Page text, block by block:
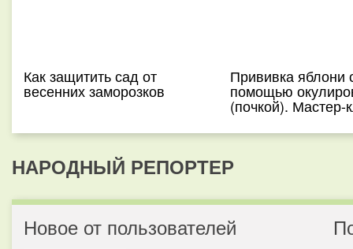
Как защитить сад от
весенних заморозков
Прививка яблони
помощью
(почкой). Мастер-
НАРОДНЫЙ РЕПОРТЕР
Новое от пользователей